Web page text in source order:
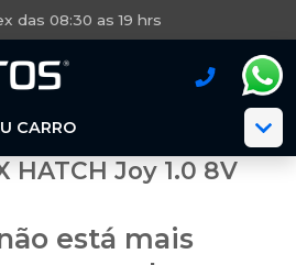
das 08:30 as 19 hrs
CARRO
HATCH Joy 1.0 8V
está mais